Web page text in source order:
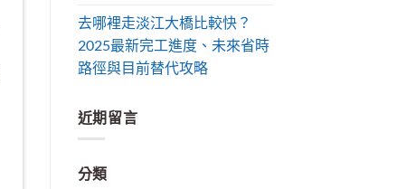
去哪裡走淡江大橋比較快？
2025最新完工進度、未來省時
路徑與目前替代攻略
近期留言
分類